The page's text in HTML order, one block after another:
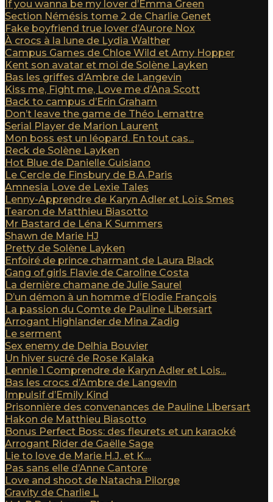
If you wanna be my lover d’Emma Green
Section Némésis tome 2 de Charlie Genet
Fake boyfriend true lover d’Aurore Nox
À crocs à la lune de Lydia Walther
Campus Games de Chloe Wild et Amy Hopper
Kent son avatar et moi de Solène Layken
Bas les griffes d’Ambre de Langevin
Kiss me, Fight me, Love me d’Ana Scott
Back to campus d’Erin Graham
Don’t leave the game de Théo Lemattre
Serial Player de Marion Laurent
Mon boss est un léopard. En tout cas...
Reck de Solène Layken
Hot Blue de Danielle Guisiano
Le Cercle de Finsbury de B.A.Paris
Amnesia Love de Lexie Tales
Lenny-Apprendre de Karyn Adler et Loïs Smes
Tearon de Matthieu Biasotto
Mr Bastard de Léna K Summers
Shawn de Marie HJ
Pretty de Solène Layken
Enfoiré de prince charmant de Laura Black
Gang of girls Flavie de Caroline Costa
La dernière chamane de Julie Saurel
D’un démon à un homme d’Elodie François
La passion du Comte de Pauline Libersart
Arrogant Highlander de Mina Zadig
Le serment
Sex enemy de Delhia Bouvier
Un hiver sucré de Rose Kalaka
Lennie 1 Comprendre de Karyn Adler et Lois...
Bas les crocs d’Ambre de Langevin
Impulsif d’Emily Kind
Prisonnière des convenances de Pauline Libersart
Hakon de Matthieu Biasotto
Bonus Perfect Boss: des fleurets et un karaoké
Arrogant Rider de Gaëlle Sage
Lie to love de Marie H.J. et K....
Pas sans elle d’Anne Cantore
Love and shoot de Natacha Pilorge
Gravity de Charlie L